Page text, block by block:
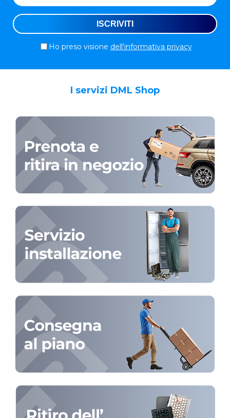
Ho preso visione dell'informativa privacy
I servizi DML Shop